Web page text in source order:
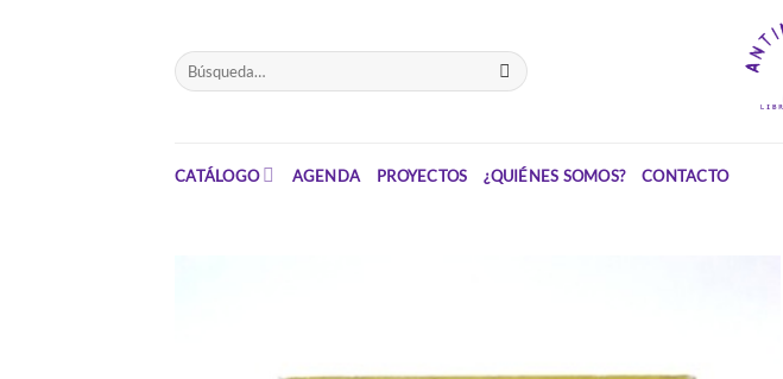
Buscar
por:
CATÁLOGO AGENDA PROYECTOS ¿QUIÉNES SOMOS? CONTACTO